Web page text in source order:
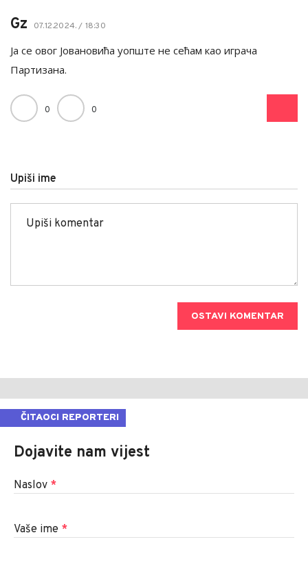
Gz 07.12.2024. / 18:30
Ја се овог Јовановића уопште не сећам као играча
Партизана.
0 0
Upiši ime
OSTAVI KOMENTAR
ČITAOCI REPORTERI
Dojavite nam vijest
Naslov *
Vaše ime *